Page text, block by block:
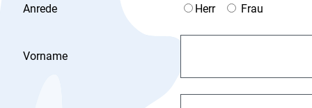
Anrede Herr Frau
Vorname